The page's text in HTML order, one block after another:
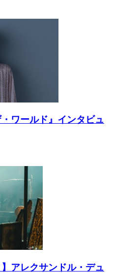
ワールド』インタビュ
】アレクサンドル・デュ